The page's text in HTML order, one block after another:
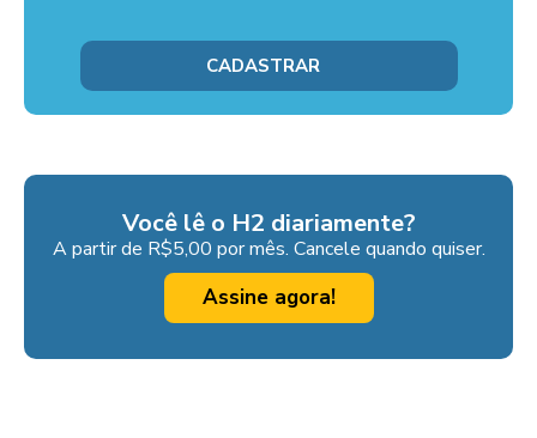
Você lê o H2 diariamente?
A partir de R$5,00 por mês. Cancele quando quiser.
Assine agora!